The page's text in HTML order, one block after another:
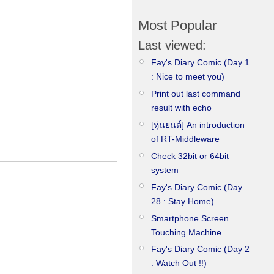
Most Popular
Last viewed:
Fay's Diary Comic (Day 1
: Nice to meet you)
Print out last command
result with echo
[หุ่นยนต์] An introduction
of RT-Middleware
Check 32bit or 64bit
system
Fay's Diary Comic (Day
28 : Stay Home)
Smartphone Screen
Touching Machine
Fay's Diary Comic (Day 2
: Watch Out !!)